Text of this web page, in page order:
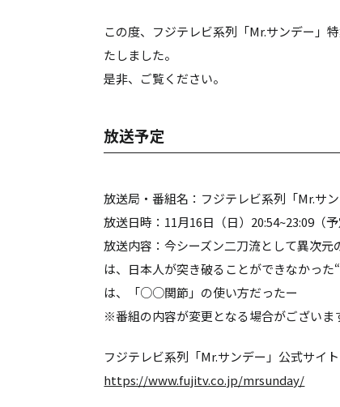
この度、フジテレビ系列「Mr.サンデー」
たしました。
是非、ご覧ください。
放送予定
放送局・番組名：フジテレビ系列「Mr.サン
放送日時：11月16日（日）20:54~23:09（予
放送内容：今シーズン二刀流として異次
は、日本人が突き破ることができなかっ
は、「○○関節」の使い方だったー
※番組の内容が変更となる場合がございま
フジテレビ系列「Mr.サンデー」公式サイト
https://www.fujitv.co.jp/mrsunday/